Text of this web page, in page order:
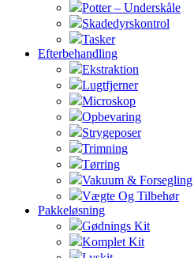
Potter – Underskåle
Skadedyrskontrol
Tasker
Efterbehandling
Ekstraktion
Lugtfjerner
Microskop
Opbevaring
Strygeposer
Trimning
Tørring
Vakuum & Forsegling
Vægte Og Tilbehør
Pakkeløsning
Gødnings Kit
Komplet Kit